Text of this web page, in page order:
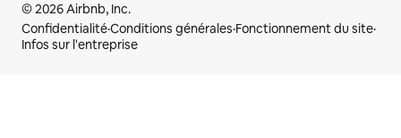
© 2026 Airbnb, Inc.
Confidentialité·Conditions générales·Fonctionnement du site·
Infos sur l'entreprise